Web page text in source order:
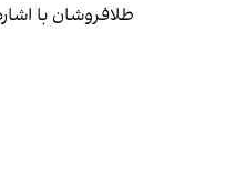
طلافروشان با